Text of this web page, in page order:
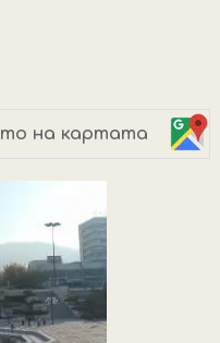
на картата